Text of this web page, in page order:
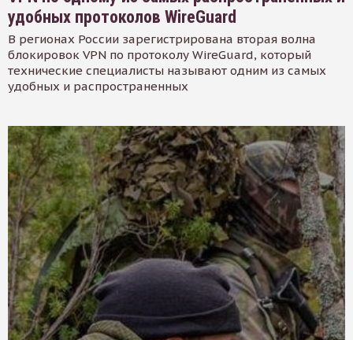
удобных протоколов WireGuard
В регионах России зарегистрирована вторая волна
блокировок VPN по протоколу WireGuard, который
технические специалисты называют одним из самых
удобных и распространенных